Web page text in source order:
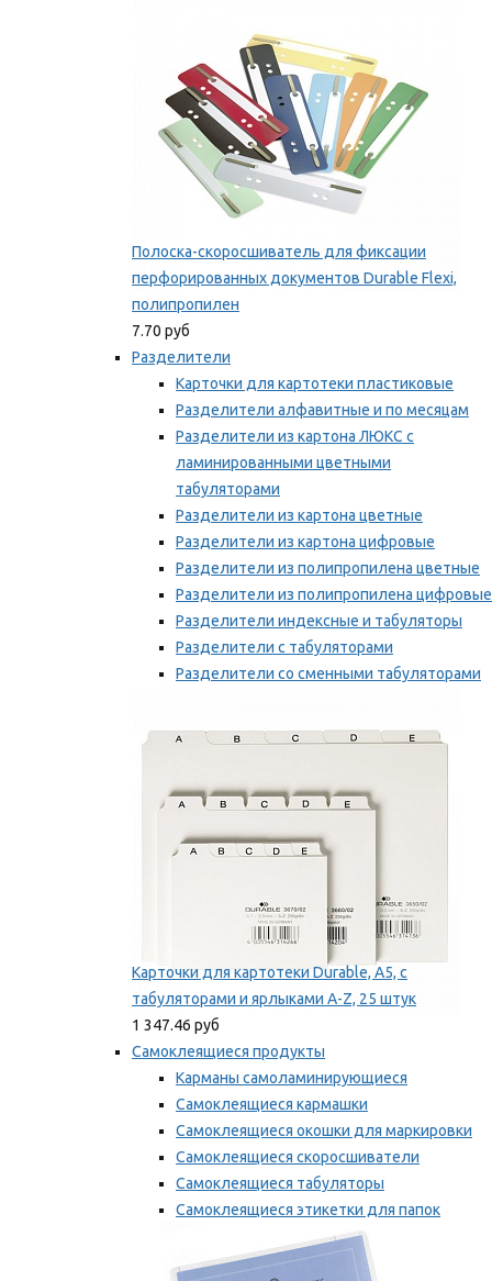
Полоска-скоросшиватель для фиксации
перфорированных документов Durable Flexi,
полипропилен
7.70 руб
Разделители
Карточки для картотеки пластиковые
Разделители алфавитные и по месяцам
Разделители из картона ЛЮКС с
ламинированными цветными
табуляторами
Разделители из картона цветные
Разделители из картона цифровые
Разделители из полипропилена цветные
Разделители из полипропилена цифровые
Разделители индексные и табуляторы
Разделители с табуляторами
Разделители со сменными табуляторами
Карточки для картотеки Durable, A5, с
табуляторами и ярлыками A-Z, 25 штук
1 347.46 руб
Самоклеящиеся продукты
Карманы самоламинирующиеся
Самоклеящиеся кармашки
Самоклеящиеся окошки для маркировки
Самоклеящиеся скоросшиватели
Самоклеящиеся табуляторы
Самоклеящиеся этикетки для папок
Таблички для маркировки
Мы рекомендуем